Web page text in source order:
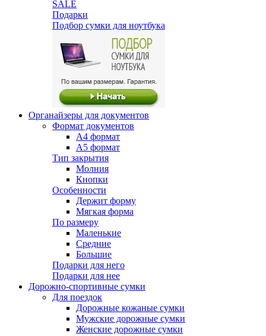
SALE
Подарки
Подбор сумки для ноутбука
Органайзеры для документов
Формат документов
А4 формат
А5 формат
Тип закрытия
Молния
Кнопки
Особенности
Держит форму
Мягкая форма
По размеру
Маленькие
Средние
Большие
Подарки для него
Подарки для нее
Дорожно-спортивные сумки
Для поездок
Дорожные кожаные сумки
Мужские дорожные сумки
Женские дорожные сумки